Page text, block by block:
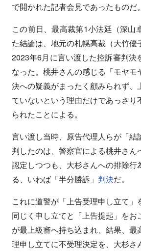
で開かれた記者会見であったものだ。
この前日、最高裁第1小法廷（深山
た結論は、地元の札幌高裁（大竹優
2023年6月に言い渡した控訴審判決
なった。桃井さんの感じる「モヤモ
決への疑義がまったく顧みられず、
ていないという理由だけであっさり
られたことによる。
言い渡し当時、原告代理人らが「結
判したのは、警察官による桃井さん
認定しつつも、大杉さんへの排除行
る、いわば「半分勝訴」 判決だ。
これに道警が「上告受理申し立て」
同じく申し立てと「上告提起」をお
が最上級審へ持ち込まれ、結果、最
理申し立てに不受理決定を、大杉さ